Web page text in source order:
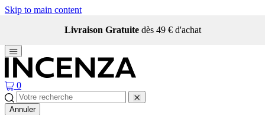
Skip to main content
Livraison Gratuite dès 49 € d'achat
0
Annuler